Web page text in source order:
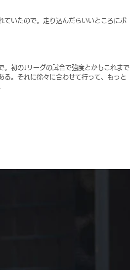
ていたので。走り込んだらいいところにボ
。初のJリーグの試合で強度とかもこれまで
る。それに徐々に合わせて行って、もっと